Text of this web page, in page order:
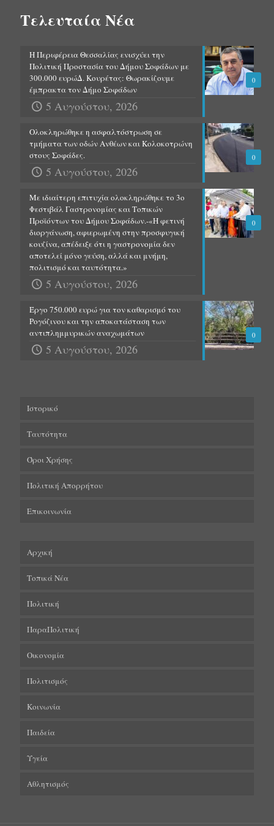
Τελευταία Νέα
0
Η Περιφέρεια Θεσσαλίας ενισχύει την
Πολιτική Προστασία του Δήμου Σοφάδων με
300.000 ευρώΔ. Κουρέτας: Θωρακίζουμε
έμπρακτα τον Δήμο Σοφάδων
5 Αυγούστου, 2026
0
Ολοκληρώθηκε η ασφαλτόστρωση σε
τμήματα των οδών Ανθέων και Κολοκοτρώνη
στους Σοφάδες.
5 Αυγούστου, 2026
0
Με ιδιαίτερη επιτυχία ολοκληρώθηκε το 3ο
Φεστιβάλ Γαστρονομίας και Τοπικών
Προϊόντων του Δήμου Σοφάδων.-«Η φετινή
διοργάνωση, αφιερωμένη στην προσφυγική
κουζίνα, απέδειξε ότι η γαστρονομία δεν
αποτελεί μόνο γεύση, αλλά και μνήμη,
πολιτισμό και ταυτότητα.»
5 Αυγούστου, 2026
0
Έργο 750.000 ευρώ για τον καθαρισμό του
Ρογόζινου και την αποκατάσταση των
αντιπλημμυρικών αναχωμάτων
5 Αυγούστου, 2026
Ιστορικό
Ταυτότητα
Όροι Χρήσης
Πολιτική Απορρήτου
Επικοινωνία
Αρχική
Τοπικά Νέα
Πολιτική
ΠαραΠολιτική
Οικονομία
Πολιτισμός
Κοινωνία
Παιδεία
Υγεία
Αθλητισμός